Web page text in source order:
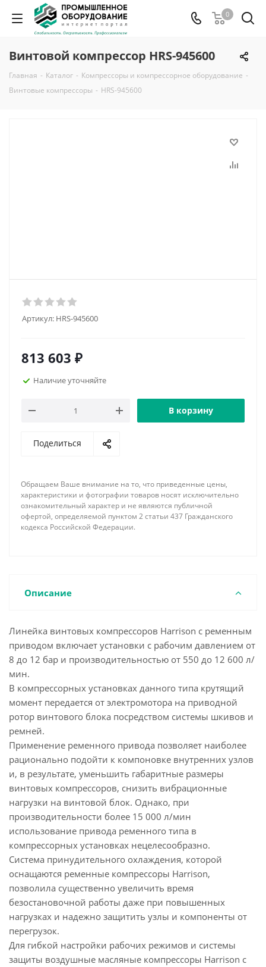
0
Винтовой компрессор HRS-945600
Главная - Каталог - Компрессоры и компрессорное оборудование -
Винтовые компрессоры - HRS-945600
Артикул: HRS-945600
813 603 ₽
Наличие уточняйте
В корзину
Поделиться
Обращаем Ваше внимание на то, что приведенные цены,
характеристики и фотографии товаров носят исключительно
ознакомительный характер и не являются публичной
офертой, определяемой пунктом 2 статьи 437 Гражданского
кодекса Российской Федерации.
Описание
Линейка винтовых компрессоров Harrison с ременным
приводом включает установки с рабочим давлением от
8 до 12 бар и производительностью от 550 до 12 600 л/
мин.
В компрессорных установках данного типа крутящий
момент передается от электромотора на приводной
ротор винтового блока посредством системы шкивов и
ремней.
Применение ременного привода позволяет наиболее
рационально подойти к компоновке внутренних узлов
и, в результате, уменьшить габаритные размеры
винтовых компрессоров, снизить вибрационные
нагрузки на винтовой блок. Однако, при
производительности более 15 000 л/мин
использование привода ременного типа в
компрессорных установках нецелесообразно.
Система принудительного охлаждения, которой
оснащаются ременные компрессоры Harrison,
позволила существенно увеличить время
безостановочной работы даже при повышенных
нагрузках и надежно защитить узлы и компоненты от
перегрузок.
Для гибкой настройки рабочих режимов и системы
защиты воздушные масляные компрессоры Harrison с